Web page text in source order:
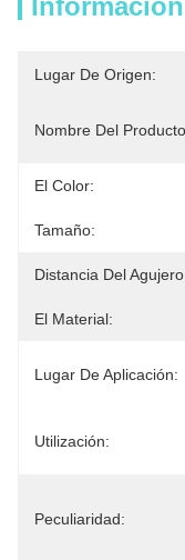
Lugar De Origen:
Nombre Del
El Color:
Tamaño:
Distancia Del
El Material:
Lugar De Aplicación:
Utilización:
Peculiaridad: